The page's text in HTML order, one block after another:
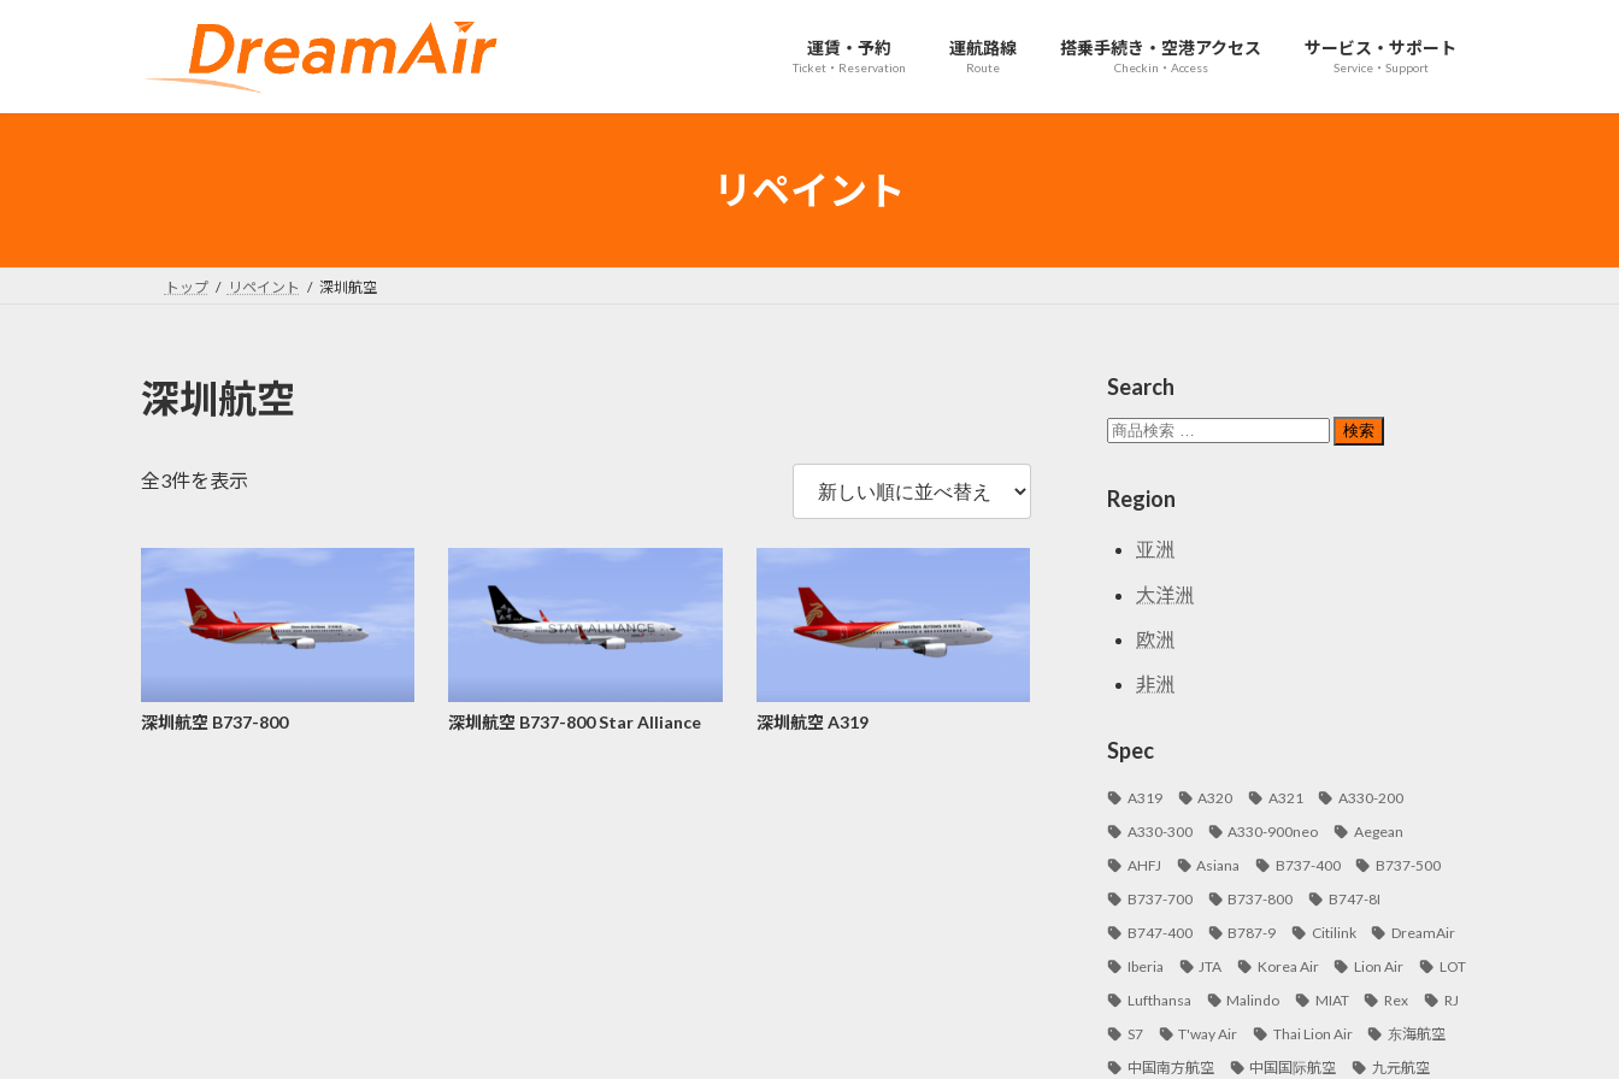
プ
動
運賃・予約
Ticket・Reservation
運航路線
Route
搭乗手続き・空港アクセス
Checkin・Access
サービス・サポート
Service・Support
リペイント
トップ リペイント 深圳航空
深圳航空
全3件を表示
い
深圳航空 B737-800 深圳航空 B737-800 Star Alliance 深圳航空 A319
Search
検
対
検索
Region
亚洲
大洋洲
欧洲
非洲
Spec
A319 A320 A321
A330-200
A330-300
A330-900neo
Aegean
AHFJ
Asiana B737-400
B737-500
B737-700
B737-800
B747-8I
B747-400
B787-9 Citilink
DreamAir
Iberia
JTA Korea Air Lion Air
LOT
Lufthansa
Malindo MIAT Rex
RJ
S7
T'way Air Thai Lion Air
东海航空
中国南方航空
中国国际航空 九元航空